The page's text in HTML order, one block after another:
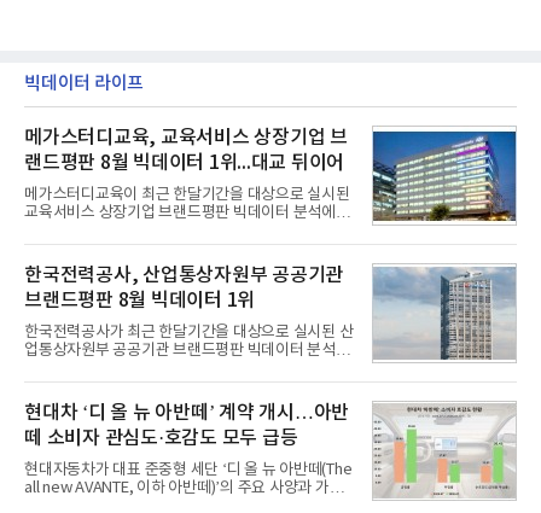
빅데이터 라이프
메가스터디교육, 교육서비스 상장기업 브
랜드평판 8월 빅데이터 1위...대교 뒤이어
메가스터디교육이 최근 한달기간을 대상으로 실시된
교육서비스 상장기업 브랜드평판 빅데이터 분석에서
일 한국기업평판연구소(소장 구창환)는 국내 교육서
비스 상장기업 브랜드를 대상으로 지난 7월 7일부터
8월 7일까지 수집된 소비자 빅데이터 10,074,233건
을 분석한 결과, 메가스터디교육이 브랜드평판지수
1,710,926을 기록하며 8월 1위에 올랐다고 밝혔다.
분석에 활용된 빅데이터는 지난 7월(9,491,206건) 대
비 6.14% 증가한 수치로, 교육서비스 상장기업 브랜
디교육, 대교, 디지
한국전력공사, 산업통상자원부 공공기관
브랜드평판 8월 빅데이터 1위
한국전력공사가 최근 한달기간을 대상으로 실시된 산
업통상자원부 공공기관 브랜드평판 빅데이터 분석에
이 순으로 뒤를 이었다.7일 한국기업평판연구소(소장
구창환)는 산업통상자원부 공공기관 41개 브랜드를
대상으로 지난 7월 7일부터 8월 7일까지 수집된 소비
자 빅데이터 91,102,549건을 분석한 결과, 한국전력
공사가 브랜드평판지수 10,670,633을 기록하며 8월
1위에 올랐다고 밝혔다. 분석에 활용된 빅데이터는 지
난 7월(88,893,823건) 대비 2.48% 증가한 수치다.연
현대차 ‘디 올 뉴 아반떼’ 계약 개시…아반
떼 소비자 관심도·호감도 모두 급등
현대자동차가 대표 준중형 세단 ‘디 올 뉴 아반떼(The
all new AVANTE, 이하 아반떼)’의 주요 사양과 가격